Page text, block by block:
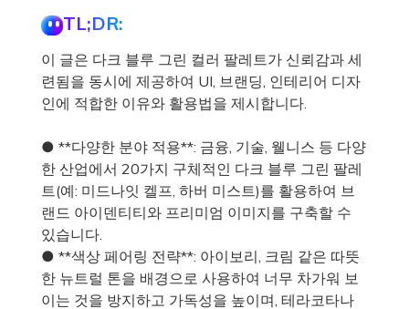
TL;DR:
이 글은 다크 블루 그린 컬러 팔레트가 신뢰감과 세
련됨을 동시에 제공하여 UI, 브랜딩, 인테리어 디자
인에 적합한 이유와 활용법을 제시합니다.
● **다양한 분야 적용**: 금융, 기술, 웰니스 등 다양
한 산업에서 20가지 구체적인 다크 블루 그린 팔레
트(예: 미드나잇 켈프, 하버 미스트)를 활용하여 브
랜드 아이덴티티와 프리미엄 이미지를 구축할 수
있습니다.
● **색상 페어링 전략**: 아이보리, 크림 같은 따뜻
한 뉴트럴 톤을 배경으로 사용하여 너무 차가워 보
이는 것을 방지하고 가독성을 높이며, 테라코타나